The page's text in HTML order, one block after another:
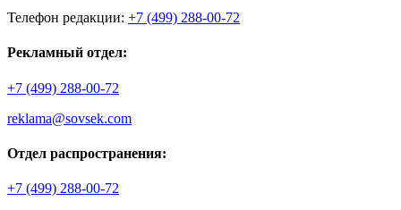
Телефон редакции: +7 (499) 288-00-72
Рекламный отдел:
+7 (499) 288-00-72
reklama@sovsek.com
Отдел распространения:
+7 (499) 288-00-72